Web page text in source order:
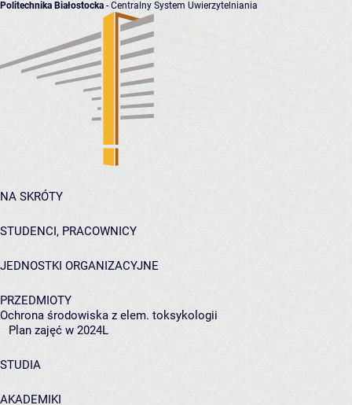
Politechnika Białostocka - Centralny System Uwierzytelniania
NA SKRÓTY
STUDENCI, PRACOWNICY
JEDNOSTKI ORGANIZACYJNE
PRZEDMIOTY
Ochrona środowiska z elem. toksykologii
Plan zajęć w 2024L
STUDIA
AKADEMIKI